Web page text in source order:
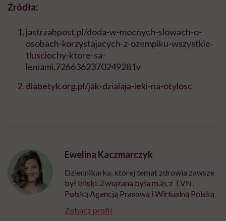
Źródła:
jastrzabpost.pl/doda-w-mocnych-slowach-o-
osobach-korzystajacych-z-ozempiku-wszystkie-
tlusciochy-ktore-sa-
leniami,7266362370249281v
diabetyk.org.pl/jak-dzialaja-leki-na-otylosc
Ewelina Kaczmarczyk
Dziennikarka, której temat zdrowia zawsze
był bliski. Związana była m.in. z TVN,
Polską Agencją Prasową i Wirtualną Polską
Zobacz profil